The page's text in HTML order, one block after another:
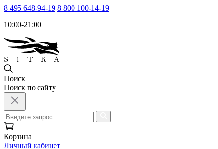
8 495 648-94-19 8 800 100-14-19
10:00-21:00
Поиск
Поиск по сайту
Корзина
Личный кабинет